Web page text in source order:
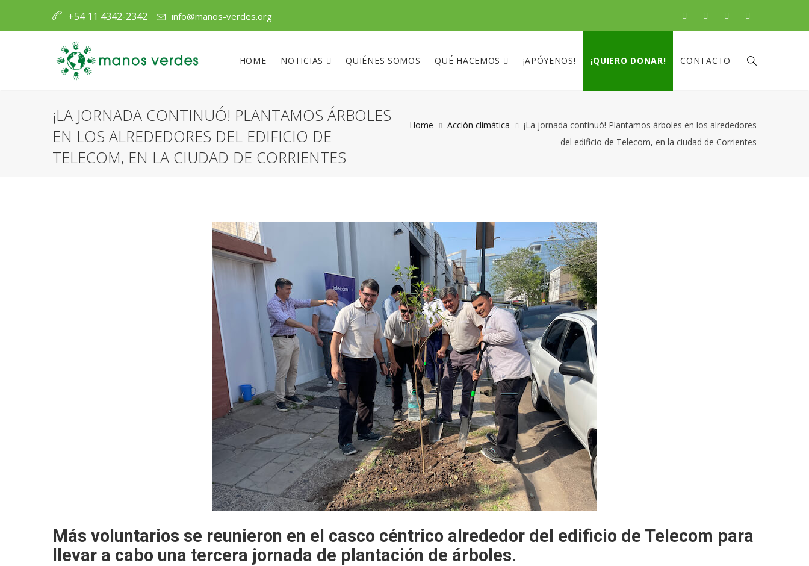
+54 11 4342-2342 info@manos-verdes.org
HOME NOTICIAS QUIÉNES SOMOS QUÉ HACEMOS ¡APÓYENOS! ¡QUIERO DONAR! CONTACTO
¡LA JORNADA CONTINUÓ! PLANTAMOS ÁRBOLES
EN LOS ALREDEDORES DEL EDIFICIO DE
TELECOM, EN LA CIUDAD DE CORRIENTES
Home Acción climática
¡La jornada continuó! Plantamos árboles en los alrededores
del edificio de Telecom, en la ciudad de Corrientes
Más voluntarios se reunieron en el casco céntrico alrededor del edificio de Telecom para
llevar a cabo una tercera jornada de plantación de árboles.